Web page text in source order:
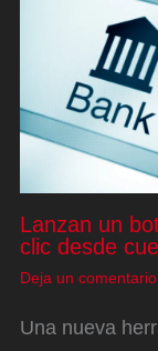
Lanzan un
clic desde
Deja un comentario
Una nueva